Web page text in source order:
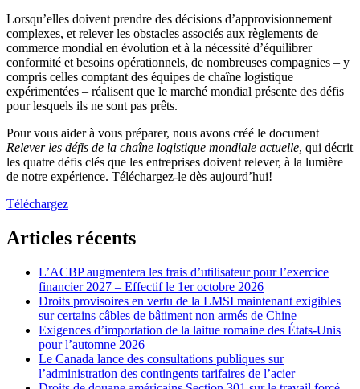
Lorsqu’elles doivent prendre des décisions d’approvisionnement
complexes, et relever les obstacles associés aux règlements de
commerce mondial en évolution et à la nécessité d’équilibrer
conformité et besoins opérationnels, de nombreuses compagnies – y
compris celles comptant des équipes de chaîne logistique
expérimentées – réalisent que le marché mondial présente des défis
pour lesquels ils ne sont pas prêts.
Pour vous aider à vous préparer, nous avons créé le document
Relever les défis de la chaîne logistique mondiale actuelle, qui décrit
les quatre défis clés que les entreprises doivent relever, à la lumière
de notre expérience. Téléchargez-le dès aujourd’hui!
Téléchargez
Articles récents
L’ACBP augmentera les frais d’utilisateur pour l’exercice
financier 2027 – Effectif le 1er octobre 2026
Droits provisoires en vertu de la LMSI maintenant exigibles
sur certains câbles de bâtiment non armés de Chine
Exigences d’importation de la laitue romaine des États-Unis
pour l’automne 2026
Le Canada lance des consultations publiques sur
l’administration des contingents tarifaires de l’acier